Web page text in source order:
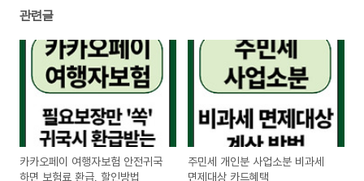
관련글
카카오페이 여행자보험 안전귀국
하면 보험료 환급, 할인방법
주민세 개인분 사업소분 비과세
면제대상 카드혜택